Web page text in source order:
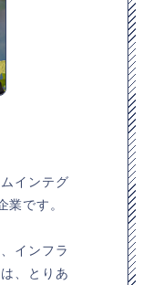
インテグ
です。
インフラ
、とりあ